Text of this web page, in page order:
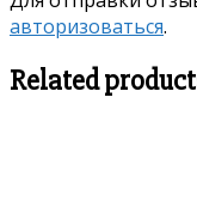
авторизоваться.
Related